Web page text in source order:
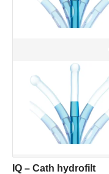
IQ – Cath hydrofilt